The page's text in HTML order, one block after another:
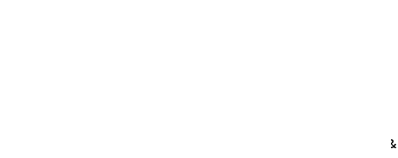
Politik